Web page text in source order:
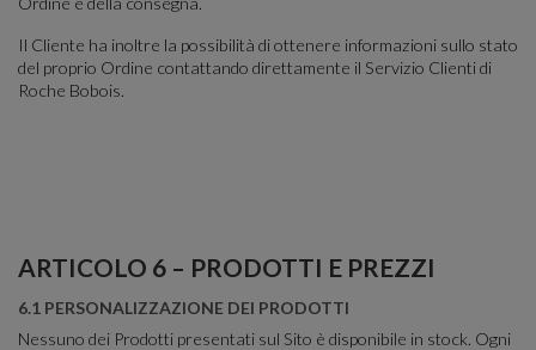
Il Cliente ha inoltre la possibilità di ottenere informazioni sullo stato
del proprio Ordine contattando direttamente il Servizio Clienti di
Roche Bobois.
ARTICOLO 6 – PRODOTTI E PREZZI
6.1 PERSONALIZZAZIONE DEI PRODOTTI
Nessuno dei Prodotti presentati sul Sito è disponibile in stock. Ogni